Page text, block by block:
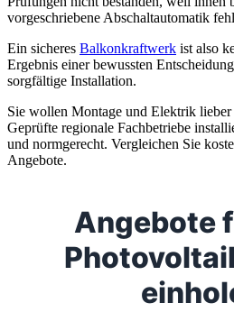
vorgeschriebene Abschaltautomatik
Ein sicheres Balkonkraftwerk ist also
Ergebnis einer bewussten
sorgfältige Installation.
Sie wollen Montage und Elektrik lieber
Geprüfte regionale Fachbetriebe
und normgerecht. Vergleichen Sie
Angebote.
Angebote